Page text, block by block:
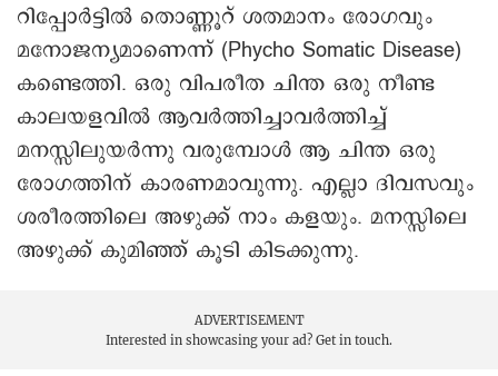
റിപ്പോർട്ടിൽ തൊണ്ണൂറ് ശതമാനം രോഗവും
മനോജന്യമാണെന്ന് (Phycho Somatic Disease)
കണ്ടെത്തി. ഒരു വിപരീത ചിന്ത ഒരു നീണ്ട
കാലയളവിൽ ആവർത്തിച്ചാവർത്തിച്ച്
മനസ്സിലുയർന്നു വരുമ്പോൾ ആ ചിന്ത ഒരു
രോഗത്തിന് കാരണമാവുന്നു. എല്ലാ ദിവസവും
ശരീരത്തിലെ അഴുക്ക് നാം കളയും. മനസ്സിലെ
അഴുക്ക് കുമിഞ്ഞ് കൂടി കിടക്കുന്നു.
ADVERTISEMENT
Interested in showcasing your ad? Get in touch.